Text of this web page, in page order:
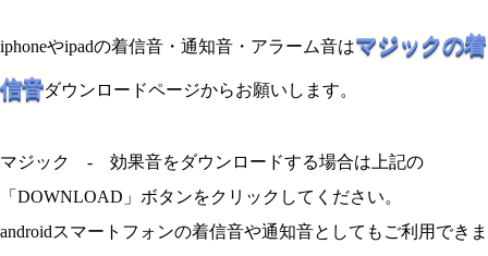
iphoneやipadの着信音・通知音・アラーム音はマジックの着
信音ダウンロードページからお願いします。
マジック - 効果音をダウンロードする場合は上記の
「DOWNLOAD」ボタンをクリックしてください。
androidスマートフォンの着信音や通知音としてもご利用できま